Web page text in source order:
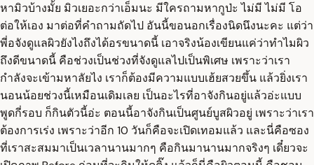
หามิวบ้างมั้ย มิวเยอะกว่าเอ็มนะ มีใครถามหากูป่ะ ไม่มี ไม่มี โอ
ต่อให้เอง มาต่อที่คำถามถัดไป อันนี้ขอนอกเรื่องนิดนึงนะคะ แต่ว่า
พี่อจังดูแลผิวยังไงถึงได้อรขนาดนี้ เอาจริงน้องเขียนแค่ว่าทำไมผิว
ถึงดีขนาดนี้ คือช่วงเป็นช่วงที่จังดูแลไปเป็นพิเศษ เพราะว่าเรา
กำลังจะเข้ามหาลัยไง เราก็ต้องมีความแบบเฮ้ยสวยขึ้น แล้วยิ่งเรา
นอนน้อยช่วงนี้เหมือนเดิมเลย เป็นอะไรที่อาจังกินอยู่แล้วอ่ะแบบ
พูดกี่รอบ ก็กินตัวนี้อ่ะ ตอนนี้อาจังกินเป็นศูนย์บูสผิวอยู่ เพราะว่าเรา
ต้องการเร่ง เพราะว่าอีก 10 วันก็คือจะเปิดเทอมแล้ว และนี่คือซอง
ที่เราสะสมมาเป็นเวลานานมากๆ คือกินมานานมากจริงๆ เดี๋ยวจะ